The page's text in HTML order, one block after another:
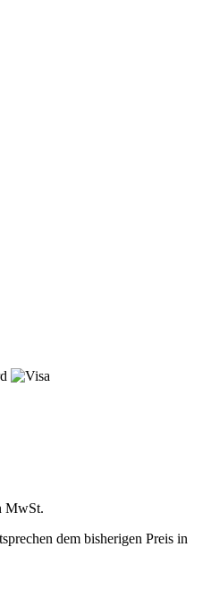
MwSt.
dem bisherigen Preis in